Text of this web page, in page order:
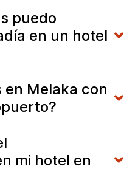
puedo
en un hotel
en Melaka con
mi hotel en